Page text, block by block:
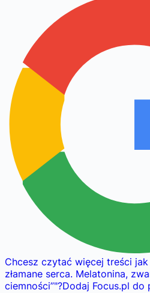
Chcesz czytać więcej treści jak
złamane serca. Melatonina,
ciemności”"?Dodaj Focus.pl do